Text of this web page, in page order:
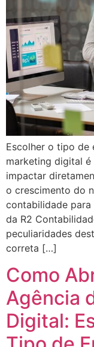
Escolher o tipo de
marketing digital
impactar
o crescimento do
contabilidade
da R2
peculiaridades
correta […]
Como
Agência
Digital: